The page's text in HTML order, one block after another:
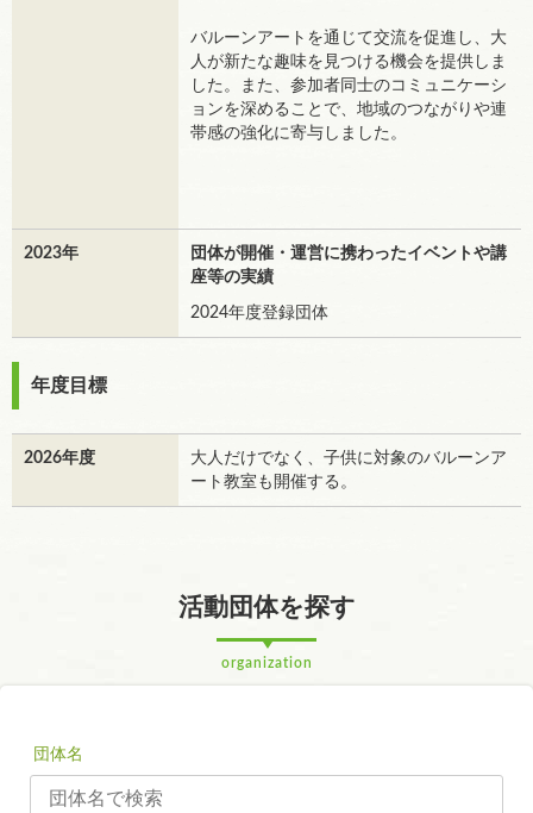
バルーンアートを通じて交流を促進し、大
人が新たな趣味を見つける機会を提供しま
した。また、参加者同士のコミュニケーシ
ョンを深めることで、地域のつながりや連
帯感の強化に寄与しました。
2023年
団体が開催・運営に携わったイベントや講
座等の実績
2024年度登録団体
年度目標
2026年度
大人だけでなく、子供に対象のバルーンア
ート教室も開催する。
活動団体を探す
organization
団体名